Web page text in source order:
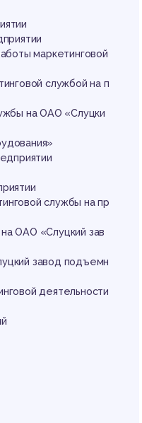
маркетинговой
службой на п
на ОАО «Слуцки
службы на пр
ОАО «Слуцкий зав
завод подъемн
деятельности